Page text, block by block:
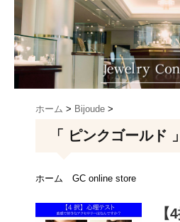
ホーム > Bijoude >
「 ピンクゴールド
ホーム GC online store
【